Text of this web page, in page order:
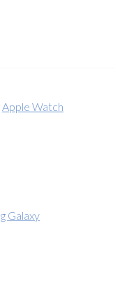
Apple Watch
Galaxy